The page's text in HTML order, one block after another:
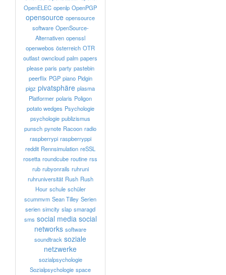
OpenELEC openlp OpenPGP
opensource opensource
software OpenSource-
Alternativen openssl
openwebos österreich OTR
outlast owncloud palm papers
please paris party pastebin
peerflix PGP piano Pidgin
pigz pivatsphäre plasma
Platformer polaris Poligon
potato wedges Psychologie
psychologie publizismus
punsch pynote Racoon radio
raspberrypi raspberryppi
reddit Rennsimulation reSSL
rosetta roundcube routine rss
rub rubyonrails ruhruni
ruhruniversität Rush Rush
Hour schule schüler
scummvm Sean Tilley Serien
serien simcity slap smaragd
sms social media social
networks software
soundtrack soziale
netzwerke
sozialpsychologie
Sozialpsychologie space